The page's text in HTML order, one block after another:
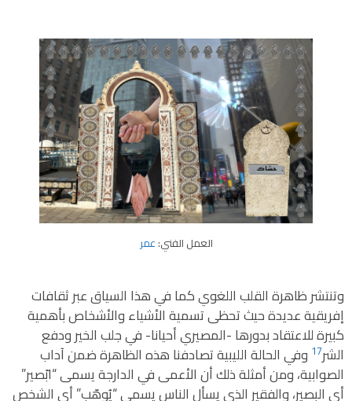
العمل الفني: عمر
وتنتشر ظاهرة القلب اللغوي كما في هذا السياق عبر ثقافات
إفريقية عديدة حيث تحظى تسمية الأشياء والأشخاص بأهمية
كبيرة للاعتقاد بدورها ‪-‬المصيري أحيانا‪-‬ في جلب الخير ودفع
الشر17 وفي الحالة الليبية تصادفنا هذه الظاهرة ضمن آداب
الصوابية، ومن أمثلة ذلك أن الأعمى في الدارجة يسمى “ابّصير”
أي البصير، والفقير الذي يسأل الناس يسمى “يُوهّب” أي الشخص